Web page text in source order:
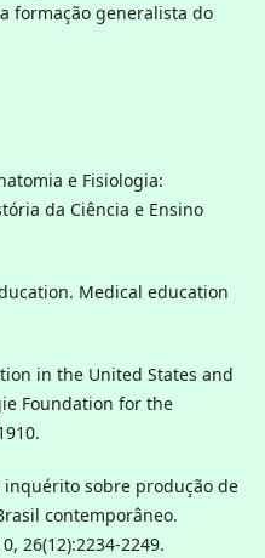
formação generalista do
e Fisiologia:
da Ciência e Ensino
Medical education
in the United States and
Foundation for the
inquérito sobre produção de
contemporâneo.
26(12):2234-2249.